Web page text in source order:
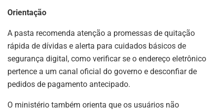
Orientação
A pasta recomenda atenção a promessas de quitação
rápida de dívidas e alerta para cuidados básicos de
segurança digital, como verificar se o endereço eletrônico
pertence a um canal oficial do governo e desconfiar de
pedidos de pagamento antecipado.
O ministério também orienta que os usuários não